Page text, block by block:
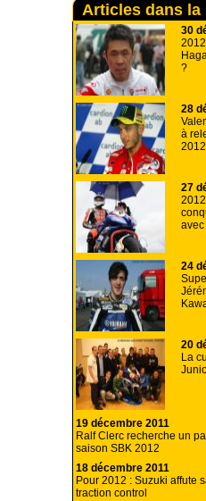
Articles dans la
30
?
28
à
27
avec
24
20
La
19 décembre 2011
Ralf Clerc recherche un
saison SBK 2012
18 décembre 2011
Pour 2012 : Suzuki affute
traction control